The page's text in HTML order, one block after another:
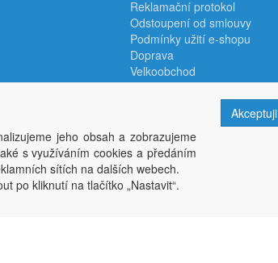
Reklamační protokol
Odstoupení od smlouvy
Podmínky užití e-shopu
Doprava
Velkoobchod
Kontakt
Nastavení soukromí
by ABRA E-shop
jeho obsah a zobrazujeme
s využíváním cookies a předáním
sítích na dalších webech.
po kliknutí na tlačítko „Nastavit“.
Akceptuji